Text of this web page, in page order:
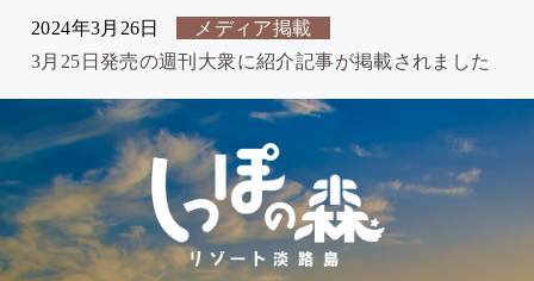
2024年3月26日
メディア掲載
3月25日発売の週刊大衆に紹介記事が掲載されました